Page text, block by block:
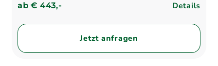
ab€ 443,- Details
Jetzt anfragen